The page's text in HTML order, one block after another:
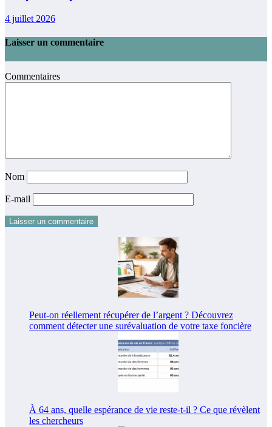
4 juillet 2026
Laisser un commentaire
Commentaires
Nom
E-mail
Peut-on réellement récupérer de l’argent ? Découvrez
comment détecter une surévaluation de votre taxe foncière
À 64 ans, quelle espérance de vie reste-t-il ? Ce que révèlent
les chercheurs